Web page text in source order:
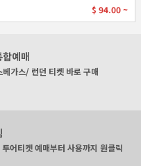
$ 94.00 ~
예매
가스/ 런던 티켓 바로 구매
어티켓 예매부터 사용까지 원클릭